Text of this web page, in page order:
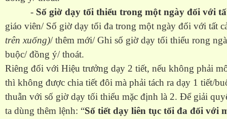
- Số giờ dạy tối thiểu trong một ngày đối với
giáo viên/ Số giờ dạy tối đa trong một ngày đối với tất
trên xuống)/ thêm mới/ Ghi số giờ dạy tối thiểu rong
buộc/ đồng ý/ thoát.
Riêng đối với Hiệu trưởng dạy 2 tiết, nếu không phải
thì không được chia tiết đôi mà phải tách ra dạy 1 tiết/
thuẫn với số giờ dạy tối thiểu mặc định là 2. Để giải
ta dùng thêm lệnh: “Số tiết dạy liên tục tối đa đối với